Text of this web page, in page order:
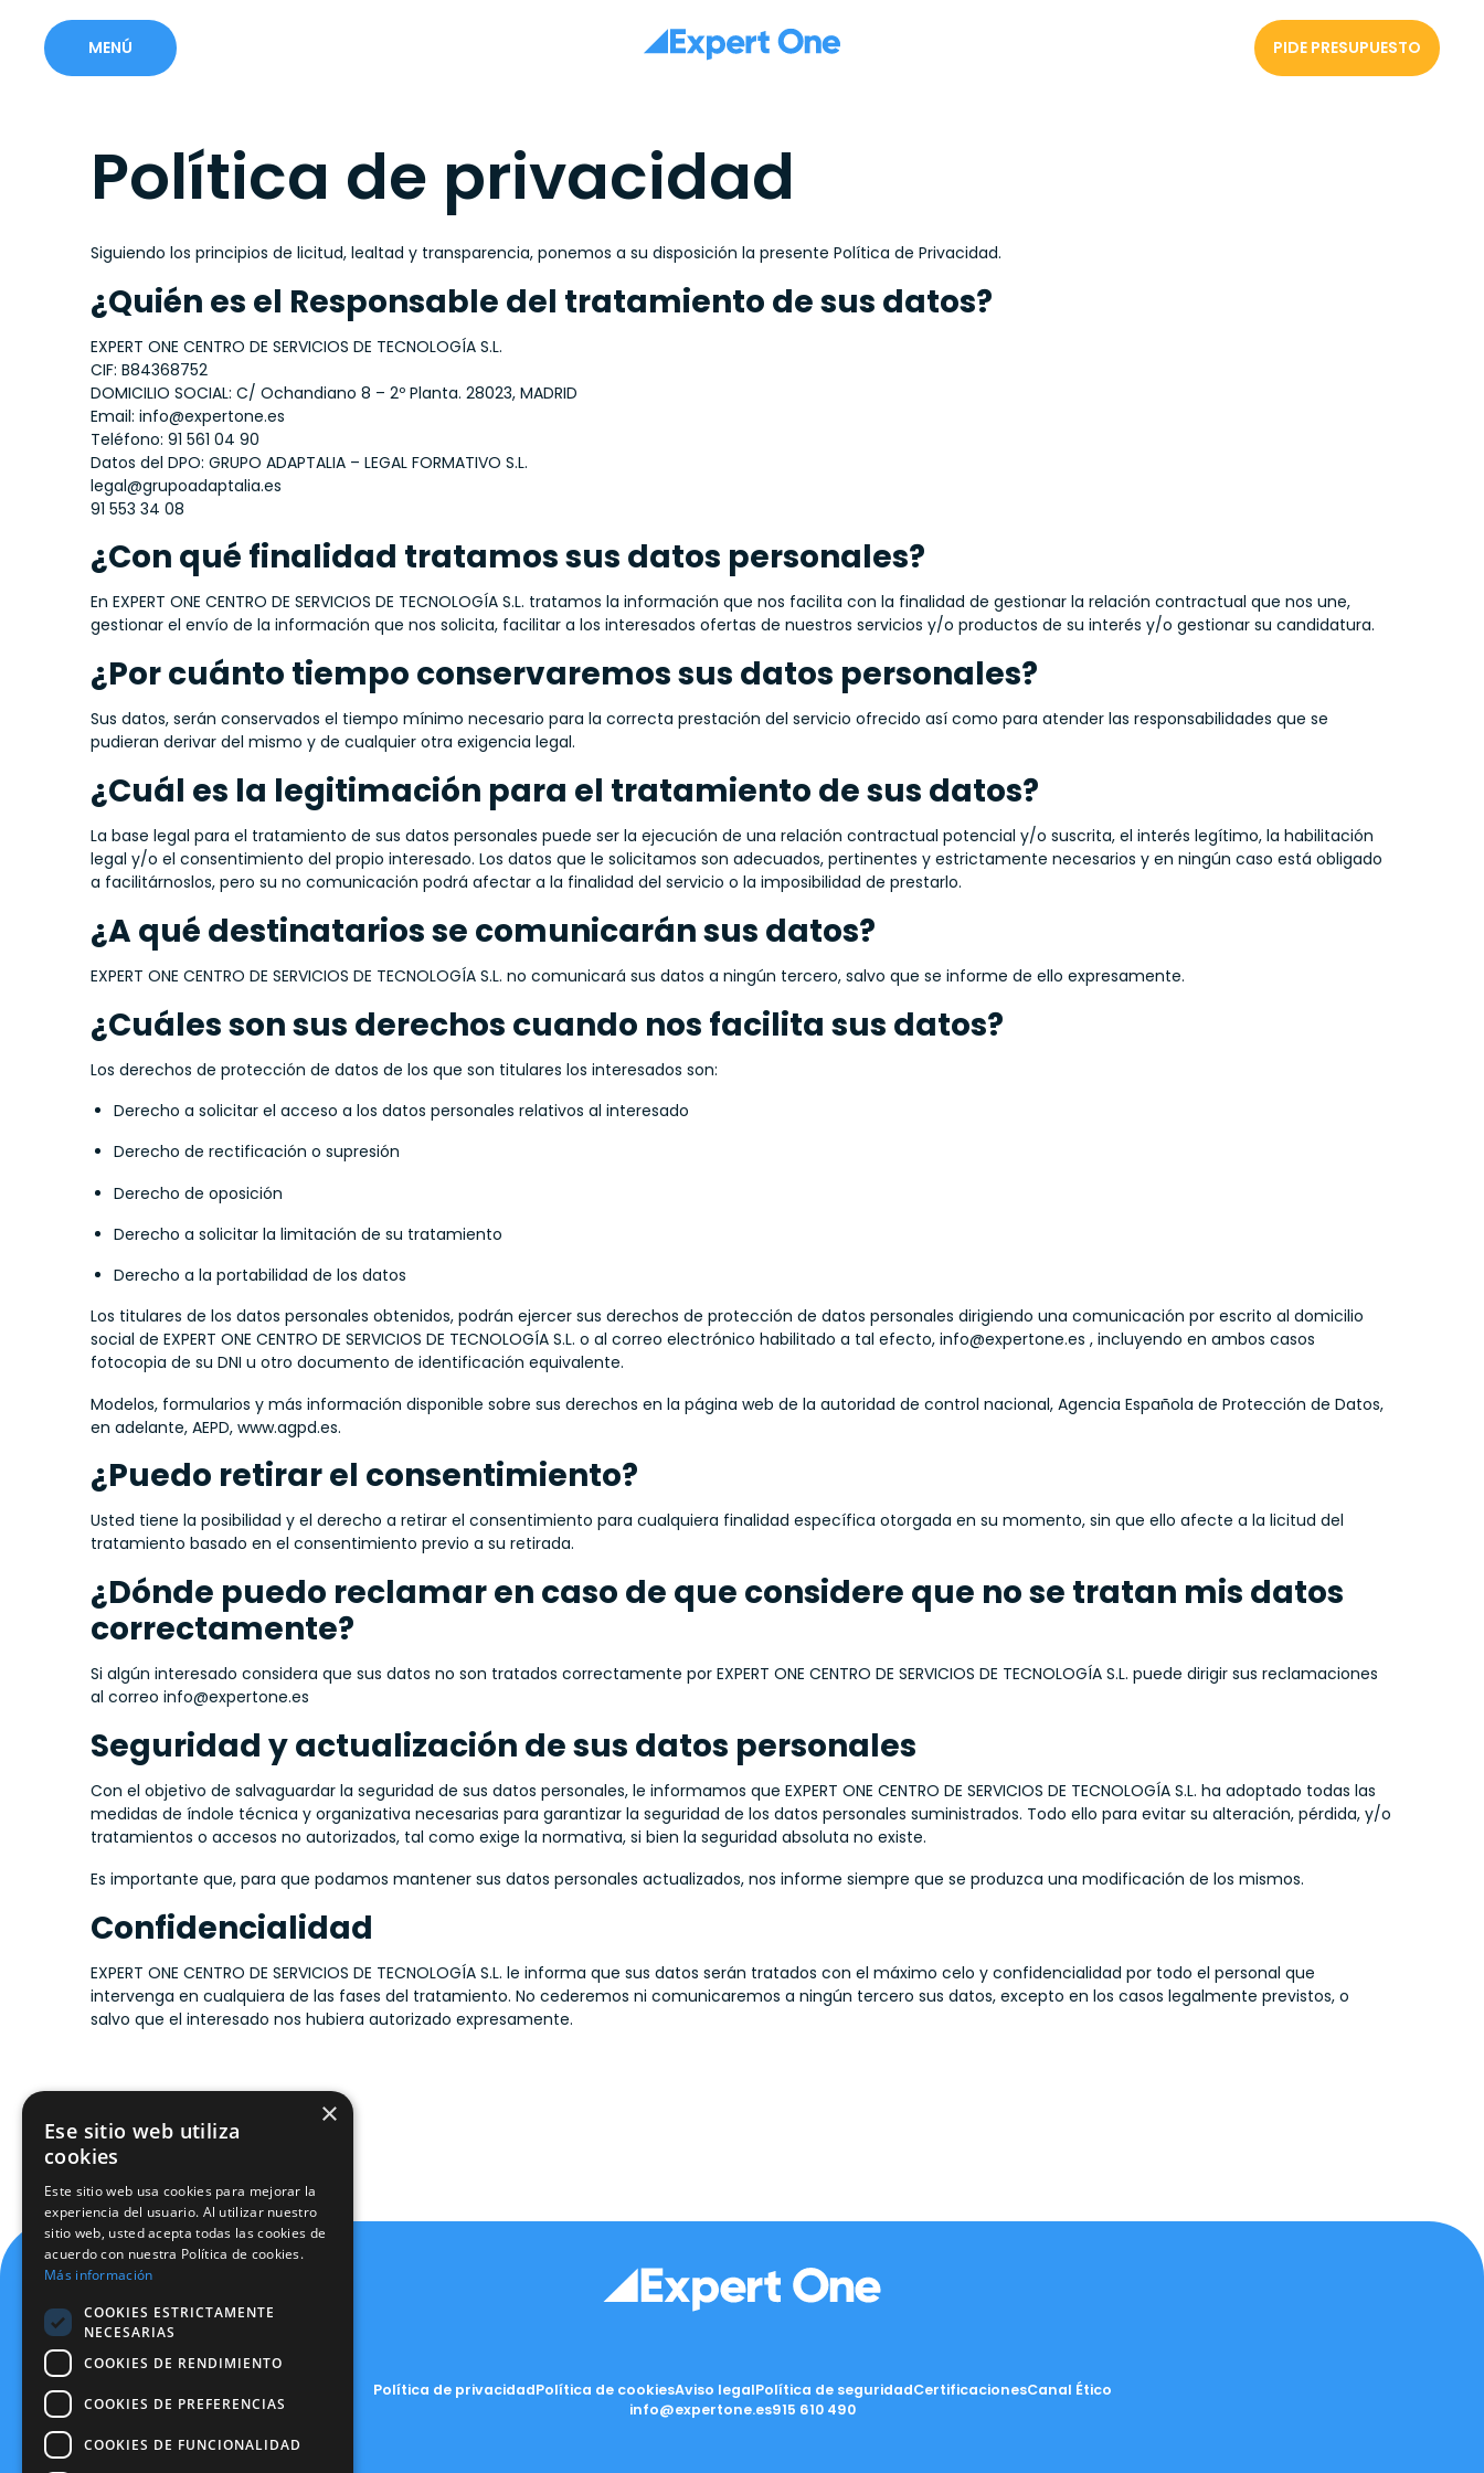
MENÚ PIDE PRESUPUESTO
Política de privacidad
Siguiendo los principios de licitud, lealtad y transparencia, ponemos a su disposición la presente Política de Privacidad.
¿Quién es el Responsable del tratamiento de sus datos?
EXPERT ONE CENTRO DE SERVICIOS DE TECNOLOGÍA S.L.
CIF: B84368752
DOMICILIO SOCIAL: C/ Ochandiano 8 – 2º Planta. 28023, MADRID
Email: info@expertone.es
Teléfono: 91 561 04 90
Datos del DPO: GRUPO ADAPTALIA – LEGAL FORMATIVO S.L.
legal@grupoadaptalia.es
91 553 34 08
¿Con qué finalidad tratamos sus datos personales?
En EXPERT ONE CENTRO DE SERVICIOS DE TECNOLOGÍA S.L. tratamos la información que nos facilita con la finalidad de gestionar la relación contractual que nos une,
gestionar el envío de la información que nos solicita, facilitar a los interesados ofertas de nuestros servicios y/o productos de su interés y/o gestionar su candidatura.
¿Por cuánto tiempo conservaremos sus datos personales?
Sus datos, serán conservados el tiempo mínimo necesario para la correcta prestación del servicio ofrecido así como para atender las responsabilidades que se
pudieran derivar del mismo y de cualquier otra exigencia legal.
¿Cuál es la legitimación para el tratamiento de sus datos?
La base legal para el tratamiento de sus datos personales puede ser la ejecución de una relación contractual potencial y/o suscrita, el interés legítimo, la habilitación
legal y/o el consentimiento del propio interesado. Los datos que le solicitamos son adecuados, pertinentes y estrictamente necesarios y en ningún caso está obligado
a facilitárnoslos, pero su no comunicación podrá afectar a la finalidad del servicio o la imposibilidad de prestarlo.
¿A qué destinatarios se comunicarán sus datos?
EXPERT ONE CENTRO DE SERVICIOS DE TECNOLOGÍA S.L. no comunicará sus datos a ningún tercero, salvo que se informe de ello expresamente.
¿Cuáles son sus derechos cuando nos facilita sus datos?
Los derechos de protección de datos de los que son titulares los interesados son:
Derecho a solicitar el acceso a los datos personales relativos al interesado
Derecho de rectificación o supresión
Derecho de oposición
Derecho a solicitar la limitación de su tratamiento
Derecho a la portabilidad de los datos
Los titulares de los datos personales obtenidos, podrán ejercer sus derechos de protección de datos personales dirigiendo una comunicación por escrito al domicilio
social de EXPERT ONE CENTRO DE SERVICIOS DE TECNOLOGÍA S.L. o al correo electrónico habilitado a tal efecto, info@expertone.es , incluyendo en ambos casos
fotocopia de su DNI u otro documento de identificación equivalente.
Modelos, formularios y más información disponible sobre sus derechos en la página web de la autoridad de control nacional, Agencia Española de Protección de Datos,
en adelante, AEPD, www.agpd.es.
¿Puedo retirar el consentimiento?
Usted tiene la posibilidad y el derecho a retirar el consentimiento para cualquiera finalidad específica otorgada en su momento, sin que ello afecte a la licitud del
tratamiento basado en el consentimiento previo a su retirada.
¿Dónde puedo reclamar en caso de que considere que no se tratan mis datos
correctamente?
Si algún interesado considera que sus datos no son tratados correctamente por EXPERT ONE CENTRO DE SERVICIOS DE TECNOLOGÍA S.L. puede dirigir sus reclamaciones
al correo info@expertone.es
Seguridad y actualización de sus datos personales
Con el objetivo de salvaguardar la seguridad de sus datos personales, le informamos que EXPERT ONE CENTRO DE SERVICIOS DE TECNOLOGÍA S.L. ha adoptado todas las
medidas de índole técnica y organizativa necesarias para garantizar la seguridad de los datos personales suministrados. Todo ello para evitar su alteración, pérdida, y/o
tratamientos o accesos no autorizados, tal como exige la normativa, si bien la seguridad absoluta no existe.
Es importante que, para que podamos mantener sus datos personales actualizados, nos informe siempre que se produzca una modificación de los mismos.
Confidencialidad
EXPERT ONE CENTRO DE SERVICIOS DE TECNOLOGÍA S.L. le informa que sus datos serán tratados con el máximo celo y confidencialidad por todo el personal que
intervenga en cualquiera de las fases del tratamiento. No cederemos ni comunicaremos a ningún tercero sus datos, excepto en los casos legalmente previstos, o
salvo que el interesado nos hubiera autorizado expresamente.
Política de privacidadPolítica de cookiesAviso legalPolítica de seguridadCertificacionesCanal Ético
info@expertone.es915 610 490
×
Ese sitio web utiliza
cookies
Este sitio web usa cookies para mejorar la
experiencia del usuario. Al utilizar nuestro
sitio web, usted acepta todas las cookies de
acuerdo con nuestra Política de cookies.
Más información
COOKIES ESTRICTAMENTE
NECESARIAS
COOKIES DE RENDIMIENTO
COOKIES DE PREFERENCIAS
COOKIES DE FUNCIONALIDAD